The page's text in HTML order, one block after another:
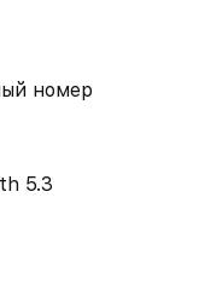
номер
5.3